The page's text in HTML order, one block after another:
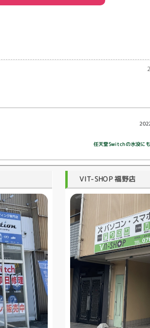
任天堂Switchの水没に
VIT-SHOP 福野店